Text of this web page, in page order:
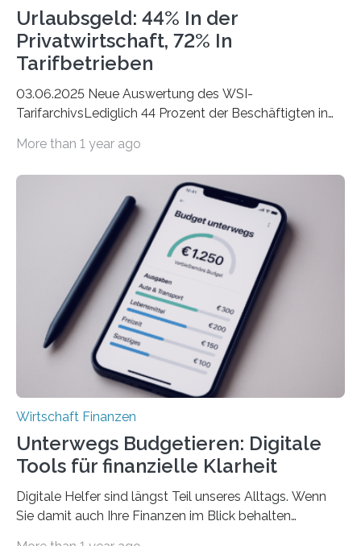
Urlaubsgeld: 44% In der
Privatwirtschaft, 72% In
Tarifbetrieben
03.06.2025 Neue Auswertung des WSI-
TarifarchivsLediglich 44 Prozent der Beschäftigten in
tarifgebundenen Betrieben ist der Anteil mit 72 Prozent
Unterkünfte fast überall deutlich teurer geworden. Für
viele Beschäftigte ist deshalb das zumeist im Juni oder
Juli ausgezahlte Urlaubsgeld ein wichtiger Faktor, um
sich den wohlverdienten Jahresurlaub leisten zu
können. Allerdings erhält mit 44 Prozent noch nicht
einmal die Hälfte aller Beschäftigten in der
Privatwirtschaft Urlaubsgeld. Zu diesem…
More than 1 year ago
Wirtschaft Finanzen
Unterwegs Budgetieren: Digitale
Tools für finanzielle Klarheit
Digitale Helfer sind längst Teil unseres Alltags. Wenn
Sie damit auch Ihre Finanzen im Blick behalten